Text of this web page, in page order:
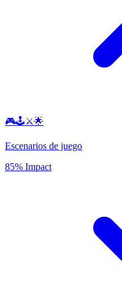
🎮🕹️⚔️🌟
Escenarios de juego
85% Impact